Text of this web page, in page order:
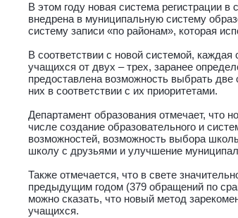
В этом году новая система регистрации
внедрена в муниципальную систему
систему записи «по районам», которая
В соответствии с новой системой,
учащихся от двух – трех, заранее
предоставлена возможность выбрать
них в соответствии с их приоритетами.
Департамент образования отмечает, что
числе создание образовательного и
возможностей, возможность выбора
школу с друзьями и улучшение
Также отмечается, что в свете
предыдущим годом (379 обращений по
можно сказать, что новый метод
учащихся.